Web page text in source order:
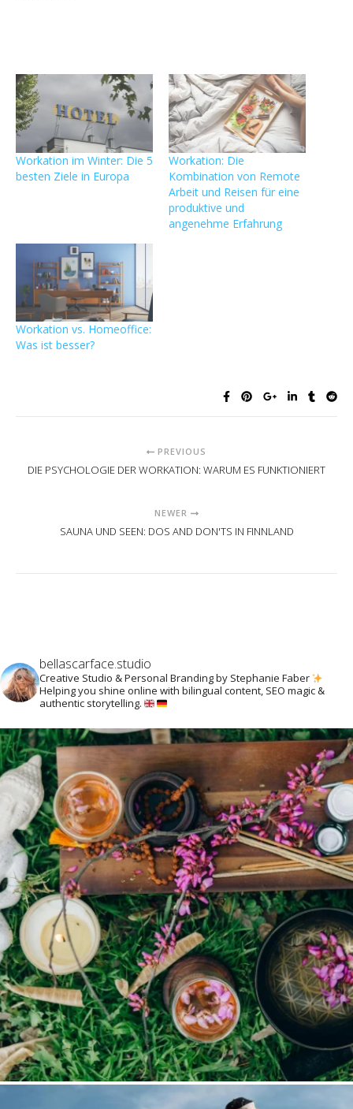
Workation im Winter: Die 5
besten Ziele in Europa
Workation: Die
Kombination von Remote
Arbeit und Reisen für eine
produktive und
angenehme Erfahrung
Workation vs. Homeoffice:
Was ist besser?
PREVIOUS
DIE PSYCHOLOGIE DER WORKATION: WARUM ES FUNKTIONIERT
NEWER
SAUNA UND SEEN: DOS AND DON'TS IN FINNLAND
bellascarface.studio
Creative Studio & Personal Branding by Stephanie Faber
Helping you shine online with bilingual content, SEO magic &
authentic storytelling.